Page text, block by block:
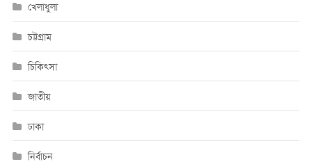
খেলাধুলা
চট্টগ্রাম
চিকিৎসা
জাতীয়
ঢাকা
নির্বাচন